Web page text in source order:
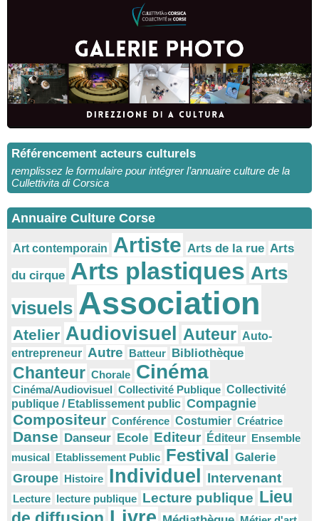
Référencement acteurs culturels
remplissez le formulaire pour intégrer l’annuaire culture de la
Cullettivita di Corsica
Annuaire Culture Corse
Art contemporain Artiste Arts de la rue Arts
du cirque Arts plastiques Arts
visuels Association
Atelier Audiovisuel Auteur Auto-
entrepreneur Autre Batteur Bibliothèque
Chanteur Chorale Cinéma
Cinéma/Audiovisuel Collectivité Publique Collectivité
publique / Etablissement public Compagnie
Compositeur Conférence Costumier Créatrice
Danse Danseur Ecole Editeur Éditeur Ensemble
musical Etablissement Public Festival Galerie
Groupe Histoire Individuel Intervenant
Lecture lecture publique Lecture publique Lieu